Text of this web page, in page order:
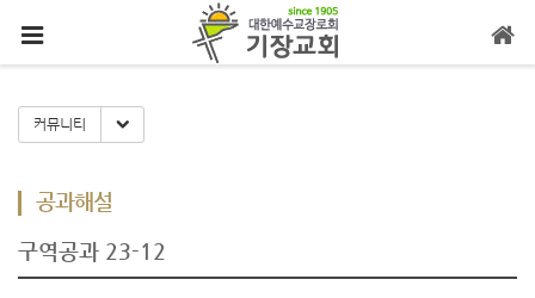
커뮤니티 Toggle Dropdown
공과해설
구역공과 23-12